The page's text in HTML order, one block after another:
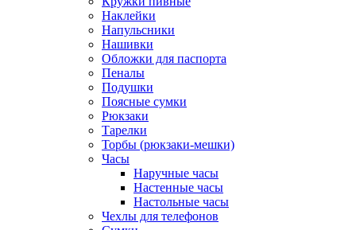
Наклейки
Напульсники
Нашивки
Обложки для паспорта
Пеналы
Подушки
Поясные сумки
Рюкзаки
Тарелки
Торбы (рюкзаки-мешки)
Часы
Наручные часы
Настенные часы
Настольные часы
Чехлы для телефонов